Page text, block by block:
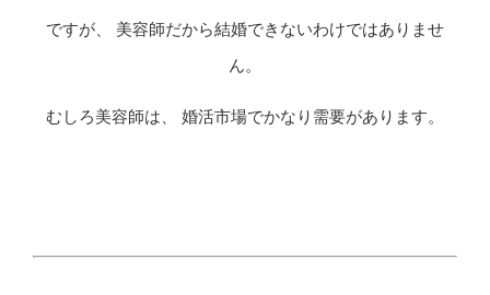
ですが、 美容師だから結婚できないわけではありませ
ん。
むしろ美容師は、 婚活市場でかなり需要があります。